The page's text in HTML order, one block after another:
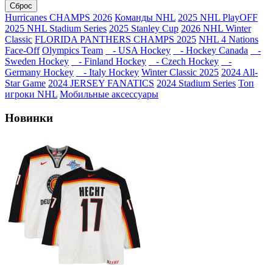
Сброс
Hurricanes CHAMPS 2026 Команды NHL 2025 NHL PlayOFF
2025 NHL Stadium Series 2025 Stanley Cup 2026 NHL Winter
Classic FLORIDA PANTHERS CHAMPS 2025 NHL 4 Nations
Face-Off Olympics Team - USA Hockey - Hockey Canada
-
Sweden Hockey
- Finland Hockey - Czech Hockey
-
Germany Hockey
- Italy Hockey Winter Classic 2025 2024 All-
Star Game 2024 JERSEY FANATICS 2024 Stadium Series Топ
игроки NHL Мобильные аксессуары
Новинки